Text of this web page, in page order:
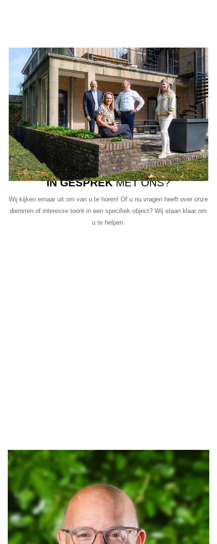
Aanbod van LUC
Neem de tijd om onze lijst met beschikbare object te bekijken en
aarzel niet om contact met ons op te nemen als u vragen heeft, meer
informatie wilt of een bezichtiging wil plannen.
Ons team van vastgoedprofessionals staat klaar om u te helpen bij
elke stap van het proces.
IN GESPREKMET ONS?
Wij kijken ernaar uit om van u te horen! Of u nu vragen heeft over onze
diensten of interesse toont in een specifiek object? Wij staan klaar om
u te helpen.
Arthur Lankhuizen
06 551 184 60
arthur@lucvastgoed.nl
Contact opnemen